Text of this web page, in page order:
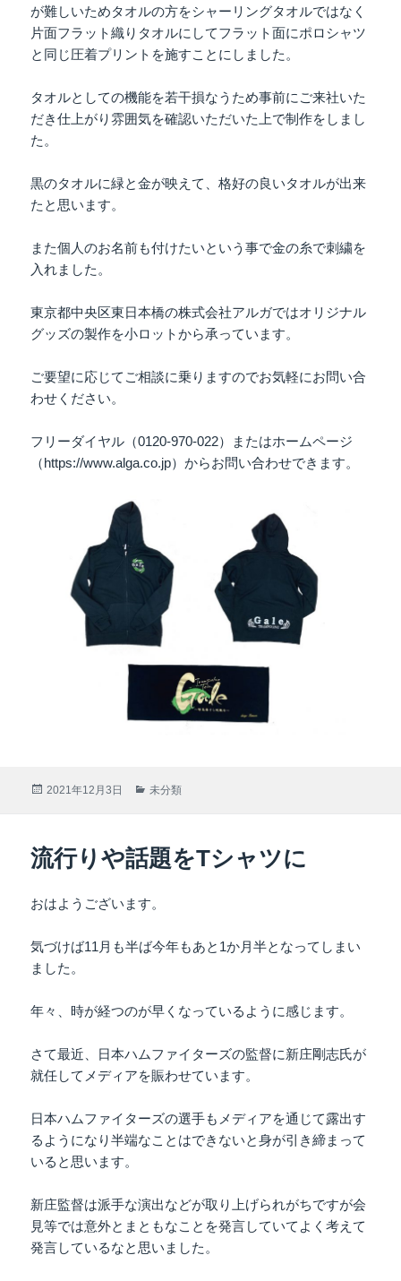
が難しいためタオルの方をシャーリングタオルではなく
片面フラット織りタオルにしてフラット面にポロシャツ
と同じ圧着プリントを施すことにしました。
タオルとしての機能を若干損なうため事前にご来社いた
だき仕上がり雰囲気を確認いただいた上で制作をしまし
た。
黒のタオルに緑と金が映えて、格好の良いタオルが出来
たと思います。
また個人のお名前も付けたいという事で金の糸で刺繍を
入れました。
東京都中央区東日本橋の株式会社アルガではオリジナル
グッズの製作を小ロットから承っています。
ご要望に応じてご相談に乗りますのでお気軽にお問い合
わせください。
フリーダイヤル（0120-970-022）またはホームページ
（https://www.alga.co.jp）からお問い合わせできます。
投
2021年12月3日
カ
ー
未分類
流行りや話題をTシャツに
おはようございます。
気づけば11月も半ば今年もあと1か月半となってしまい
ました。
年々、時が経つのが早くなっているように感じます。
さて最近、日本ハムファイターズの監督に新庄剛志氏が
就任してメディアを賑わせています。
日本ハムファイターズの選手もメディアを通じて露出す
るようになり半端なことはできないと身が引き締まって
いると思います。
新庄監督は派手な演出などが取り上げられがちですが会
見等では意外とまともなことを発言していてよく考えて
発言しているなと思いました。